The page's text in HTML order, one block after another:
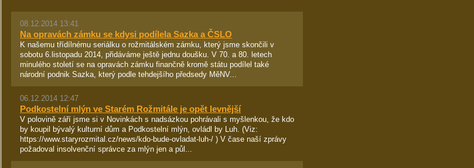
08.12.2014 13:41
Na opravách zámku se kdysi podílela Sazka a ČSLO
K našemu třídílnému seriálku o rožmitálském zámku, který jsme skončili v
sobotu 6.listopadu 2014, přidáváme ještě jednu doušku. V 70. a 80. letech
minulého století se na opravách zámku finančně kromě státu podílel také
národní podnik Sazka, který podle tehdejšího předsedy MěNV...
06.12.2014 12:47
Podkostelní mlýn ve Starém Rožmitále je opět levnější
V polovině září jsme si v Novinkách s nadsázkou pohrávali s myšlenkou, že kdo
by koupil bývalý kulturní dům a Podkostelní mlýn, ovládl by Luh. (Viz:
https://www.staryrozmital.cz/news/kdo-bude-ovladat-luh-/ ) V čase naší zprávy
požadoval insolvenční správce za mlýn jen a půl...